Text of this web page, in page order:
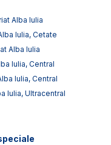
Alba Iulia
Iulia, Cetate
Alba Iulia
Iulia, Central
Iulia, Central
Iulia, Ultracentral